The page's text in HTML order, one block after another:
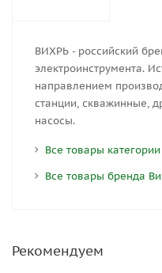
ВИХРЬ - российский
электроинструмента.
направлением
станции, скважинные,
насосы.
Все товары категории
Все товары бренда
Рекомендуем